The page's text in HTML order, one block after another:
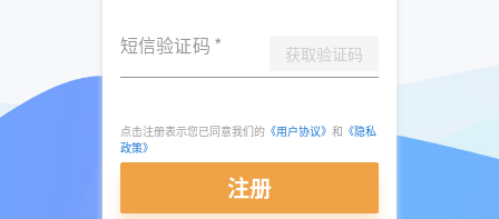
短信验证码 * 获取验证码
点击注册表示您已同意我们的 《用户协议》 和 《隐私
政策》
注册